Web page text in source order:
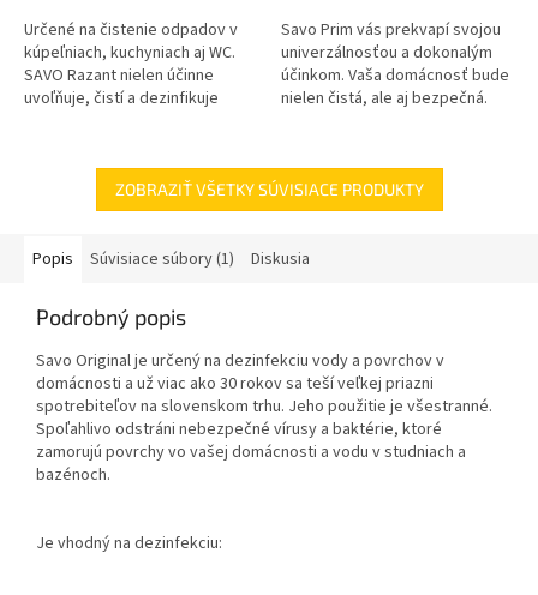
Určené na čistenie odpadov v
kúpeľniach, kuchyniach aj WC.
SAVO Razant nielen účinne
uvoľňuje, čistí a dezinfikuje
Savo Prim vás prekvapí svojou
univerzálnosťou a dokonalým
účinkom. Vaša domácnosť bude
nielen čistá, ale aj bezpečná.
tam
ZOBRAZIŤ VŠETKY SÚVISIACE PRODUKTY
Popis Súvisiace súbory (1) Diskusia
Podrobný popis
Savo Original je určený na dezinfekciu vody a povrchov v
domácnosti a už viac ako 30 rokov sa teší veľkej priazni
spotrebiteľov na slovenskom trhu. Jeho použitie je všestranné.
Spoľahlivo odstráni nebezpečné vírusy a baktérie, ktoré
zamorujú povrchy vo vašej domácnosti a vodu v studniach a
bazénoch.
Je vhodný na dezinfekciu: